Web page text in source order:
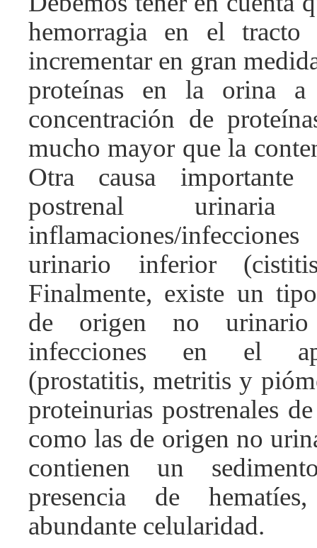
hemorragia en el tracto
incrementar en gran
proteínas en la orina a
concentración de
mucho mayor que la
Otra causa importante
postrenal
inflamaciones/
urinario inferior
Finalmente, existe un
de origen no
infecciones en el
(prostatitis, metritis y
proteinurias postrenales
como las de origen no
contienen un
presencia de
abundante celularidad.